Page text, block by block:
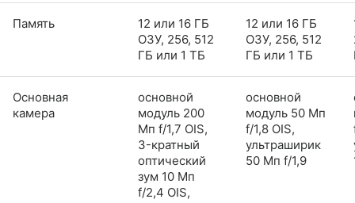
Память
12 или 16 ГБ
ОЗУ, 256, 512
ГБ или 1 ТБ
12 или 16 ГБ
ОЗУ, 256, 512
ГБ или 1 ТБ
Основная
камера
основной
модуль 200
Мп f/1,7 OIS,
3-кратный
оптический
зум 10 Мп
f/2,4 OIS,
основной
модуль 50 Мп
f/1,8 OIS,
ультраширик
50 Мп f/1,9